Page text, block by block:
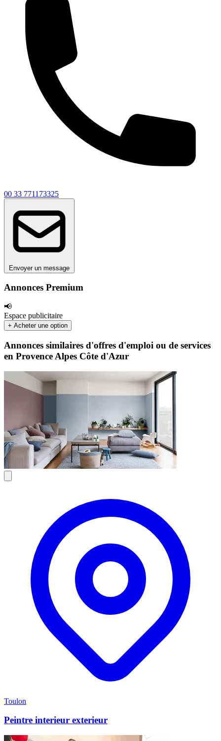
Annonces Premium
📢
Espace publicitaire
+ Acheter une option
00 33 771173325
Envoyer un message
Annonces similaires d'offres d'emploi ou de services
en Provence Alpes Côte d'Azur
Toulon
Peintre interieur exterieur